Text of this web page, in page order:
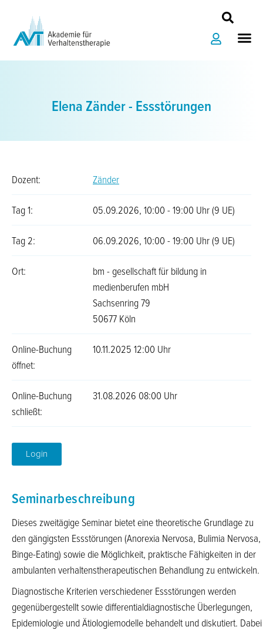
springen
Elena Zänder - Essstörungen
Dozent: Zänder
Tag 1: 05.09.2026, 10:00 - 19:00 Uhr (9 UE)
Tag 2: 06.09.2026, 10:00 - 19:00 Uhr (9 UE)
Ort:
bm - gesellschaft für bildung in
medienberufen mbH
Sachsenring 79
50677 Köln
Online-Buchung
öffnet:
10.11.2025 12:00 Uhr
Online-Buchung
schließt:
31.08.2026 08:00 Uhr
Login
Seminarbeschreibung
Dieses zweitägige Seminar bietet eine theoretische Grundlage zu
den gängigsten Essstörungen (Anorexia Nervosa, Bulimia Nervosa,
Binge-Eating) sowie die Möglichkeit, praktische Fähigkeiten in der
ambulanten verhaltenstherapeutischen Behandlung zu entwickeln.
Diagnostische Kriterien verschiedener Essstörungen werden
gegenübergestellt sowie differentialdiagnostische Überlegungen,
Epidemiologie und Ätiologiemodelle behandelt und diskutiert. Dabei